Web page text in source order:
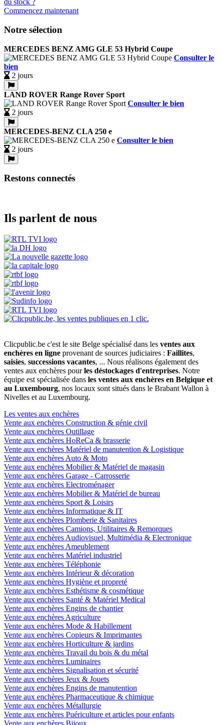
Commencez maintenant
Notre sélection
MERCEDES BENZ AMG GLE 53 Hybrid Coupe
Consulter le
bien
2 jours
LAND ROVER Range Rover Sport
Consulter le bien
2 jours
MERCEDES-BENZ CLA 250 e
Consulter le bien
2 jours
Restons connectés
Ils parlent de nous
Clicpublic.be c'est le site Belge spécialisé dans les ventes aux
enchères en ligne provenant de sources judiciaires : Faillites,
saisies, successions vacantes, ... Nous réalisons également des
ventes aux enchères pourles déstockages d'entreprises. Notre
équipe est spécialisée dans les ventes aux enchères en Belgique et
au Luxembourg, nos locaux sont situés dans le Brabant Wallon à
Nivelles et au Luxembourg.
Les ventes aux enchères
Vente aux enchères Construction & génie civil
Vente aux enchères Outillage
Vente aux enchères HoReCa & brasserie
Vente aux enchères Matériel de manutention & Logistique
Vente aux enchères Auto & Moto
Vente aux enchères Mobilier & Matériel de magasin
Vente aux enchères Garage - Carrosserie
Vente aux enchères Electroménager
Vente aux enchères Mobilier & Matériel de bureau
Vente aux enchères Sport & Loisirs
Vente aux enchères Informatique & IT
Vente aux enchères Plomberie & Sanitaires
Vente aux enchères Camions, Utilitaires & Remorques
Vente aux enchères Audiovisuel, Multimédia & Electronique
Vente aux enchères Ameublement
Vente aux enchères Matériel industriel
Vente aux enchères Téléphonie
Vente aux enchères Intérieur & décoration
Vente aux enchères Hygiène et propreté
Vente aux enchères Esthétisme & cosmétique
Vente aux enchères Santé & Matériel Medical
Vente aux enchères Engins de chantier
Vente aux enchères Agriculture
Vente aux enchères Mode & Habillement
Vente aux enchères Copieurs & Imprimantes
Vente aux enchères Horticulture & jardins
Vente aux enchères Travail du bois & du métal
Vente aux enchères Luminaires
Vente aux enchères Signalisation et sécurité
Vente aux enchères Jeux & Jouets
Vente aux enchères Engins de manutention
Vente aux enchères Pharmaceutique & chimique
Vente aux enchères Métallurgie
Vente aux enchères Puériculture et articles pour enfants
Vente aux enchères Bijoux